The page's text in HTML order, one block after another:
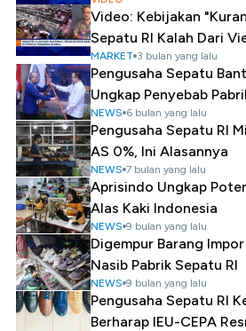
Video: Kebijakan
Sepatu RI Kalah Dari
MARKET 3 bulan yang lalu
Pengusaha Sepatu
Ungkap Penyebab
NEWS 6 bulan yang lalu
Pengusaha Sepatu RI
AS 0%, Ini Alasannya
NEWS 7 bulan yang lalu
Aprisindo Ungkap
Alas Kaki Indonesia
NEWS 9 bulan yang lalu
Digempur Barang
Nasib Pabrik Sepatu RI
NEWS 9 bulan yang lalu
Pengusaha Sepatu RI
Berharap IEU-CEPA